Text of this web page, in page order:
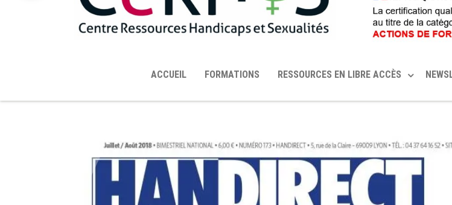
ACCUEIL FORMATIONS RESSOURCES EN LIBRE ACCÈS